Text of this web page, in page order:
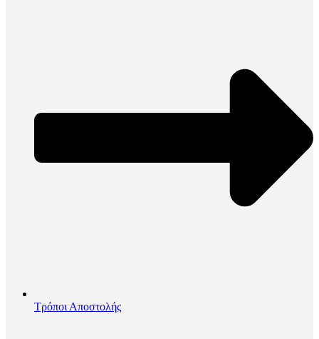
Τρόποι Αποστολής